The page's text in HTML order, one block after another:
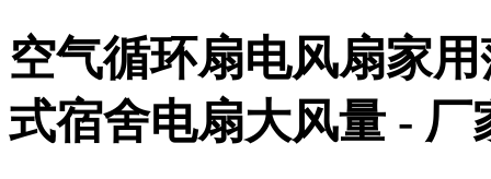
空气循环扇电风扇家
式宿舍电扇大风量 - 厂